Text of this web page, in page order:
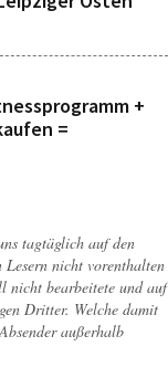
+
=
tagtäglich auf den
Lesern nicht vorenthalten
nicht bearbeitete und auf
Dritter. Welche damit
außerhalb